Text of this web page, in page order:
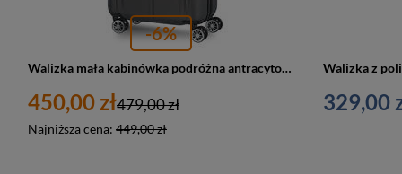
-6%
Walizka mała kabinówka podróżna antracytowa ABS - Travelite City 73047-04
450,00 zł
Najniższa cena: 449,00 zł
479,00 zł 329,00